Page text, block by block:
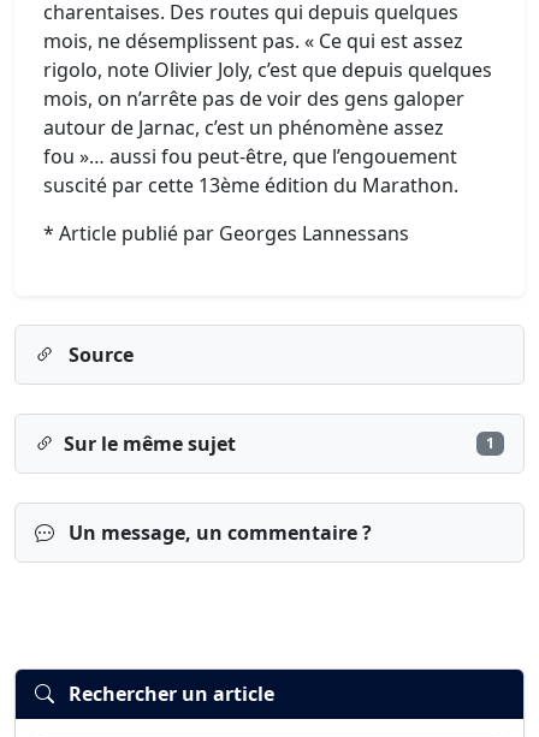
charentaises. Des routes qui depuis quelques
mois, ne désemplissent pas. « Ce qui est assez
rigolo, note Olivier Joly, c’est que depuis quelques
mois, on n’arrête pas de voir des gens galoper
autour de Jarnac, c’est un phénomène assez
fou »… aussi fou peut-être, que l’engouement
suscité par cette 13ème édition du Marathon.
* Article publié par Georges Lannessans
Source
Sur le même sujet 1
Un message, un commentaire ?
Rechercher un article